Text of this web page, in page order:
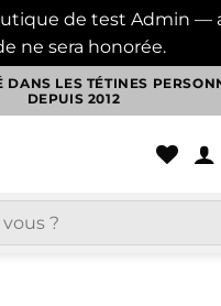
de test Admin —
ne sera honorée.
DANS LES TÉTINES
DEPUIS 2012